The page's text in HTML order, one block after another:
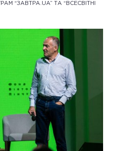
“ЗАВТРА.UA” ТА “ВСЕСВІТНІ